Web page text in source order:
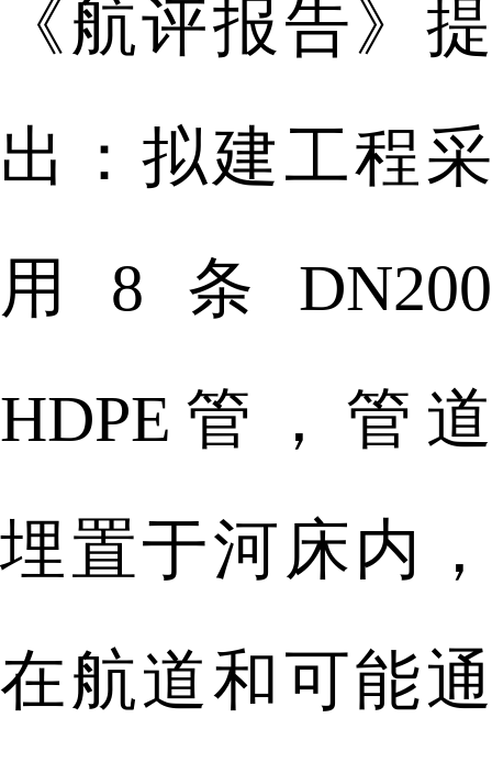
《航评报告》提
出：拟建工程采
用8条DN200
HDPE管，管道
埋置于河床内，
在航道和可能通